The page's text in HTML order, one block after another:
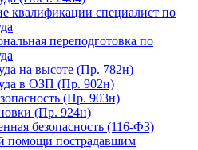
квалификации специалист по
переподготовка по
на высоте (Пр. 782н)
в ОЗП (Пр. 902н)
(Пр. 903н)
(Пр. 924н)
безопасность (116-ФЗ)
помощи пострадавшим